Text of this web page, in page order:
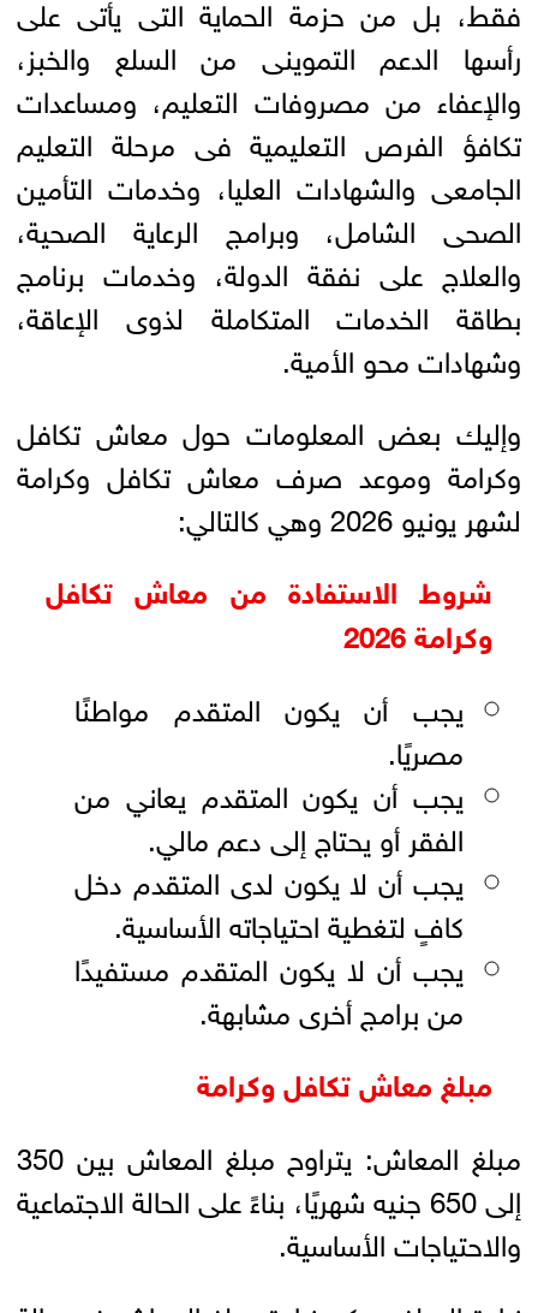
فقط، بل من حزمة الحماية التى يأتى على
رأسها الدعم التموينى من السلع والخبز،
والإعفاء من مصروفات التعليم، ومساعدات
تكافؤ الفرص التعليمية فى مرحلة التعليم
الجامعى والشهادات العليا، وخدمات التأمين
الصحى الشامل، وبرامج الرعاية الصحية،
والعلاج على نفقة الدولة، وخدمات برنامج
بطاقة الخدمات المتكاملة لذوى الإعاقة،
وشهادات محو الأمية.
وإليك بعض المعلومات حول معاش تكافل
وكرامة وموعد صرف معاش تكافل وكرامة
لشهر يونيو 2026 وهي كالتالي:
شروط الاستفادة من معاش تكافل
وكرامة 2026
يجب أن يكون المتقدم مواطنًا
مصريًا.
يجب أن يكون المتقدم يعاني من
الفقر أو يحتاج إلى دعم مالي.
يجب أن لا يكون لدى المتقدم دخل
كافٍ لتغطية احتياجاته الأساسية.
يجب أن لا يكون المتقدم مستفيدًا
من برامج أخرى مشابهة.
مبلغ معاش تكافل وكرامة
مبلغ المعاش: يتراوح مبلغ المعاش بين 350
إلى 650 جنيه شهريًا، بناءً على الحالة الاجتماعية
والاحتياجات الأساسية.